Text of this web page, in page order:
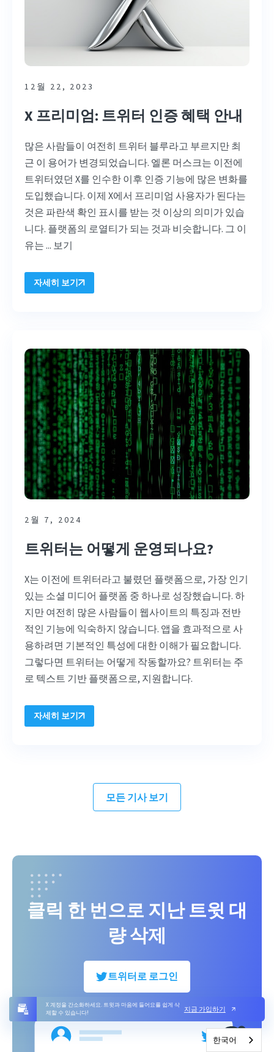
X 계정을 간소화하세요. 트윗과 마음에 들어요를 쉽게 삭
제할 수 있습니다!
지금 가입하기
12월 22, 2023
X 프리미엄: 트위터 인증 혜택 안내
많은 사람들이 여전히 트위터 블루라고 부르지만 최
근 이 용어가 변경되었습니다. 엘론 머스크는 이전에
트위터였던 X를 인수한 이후 인증 기능에 많은 변화를
도입했습니다. 이제 X에서 프리미엄 사용자가 된다는
것은 파란색 확인 표시를 받는 것 이상의 의미가 있습
니다. 플랫폼의 로열티가 되는 것과 비슷합니다. 그 이
유는 ... 보기
자세히 보기
2월 7, 2024
트위터는 어떻게 운영되나요?
X는 이전에 트위터라고 불렸던 플랫폼으로, 가장 인기
있는 소셜 미디어 플랫폼 중 하나로 성장했습니다. 하
지만 여전히 많은 사람들이 웹사이트의 특징과 전반
적인 기능에 익숙하지 않습니다. 앱을 효과적으로 사
용하려면 기본적인 특성에 대한 이해가 필요합니다.
그렇다면 트위터는 어떻게 작동할까요? 트위터는 주
로 텍스트 기반 플랫폼으로, 지원합니다.
자세히 보기
모든 기사 보기
클릭 한 번으로 지난 트윗 대
량 삭제
트위터로 로그인
한국어